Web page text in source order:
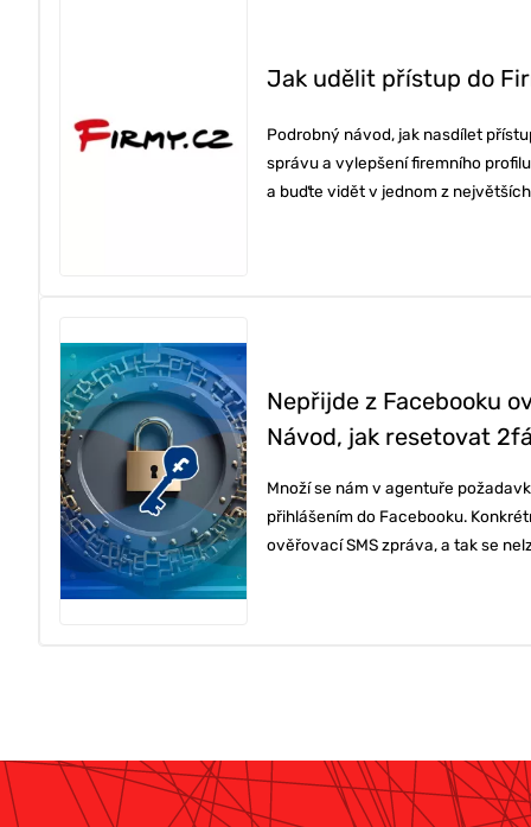
ONLINE
TVORBA
REFERENCE
Jak udělit přístup do
Podrobný návod, jak nasdílet
správu a vylepšení firemního
a buďte vidět v jednom z
Nepřijde z Facebooku
Návod, jak resetovat
Množí se nám v agentuře
přihlášením do Facebooku.
ověřovací SMS zpráva, a tak se